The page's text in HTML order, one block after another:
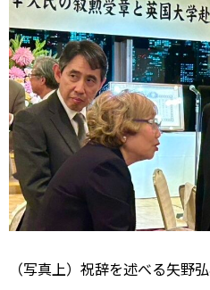
（写真上）祝辞を述べる矢野